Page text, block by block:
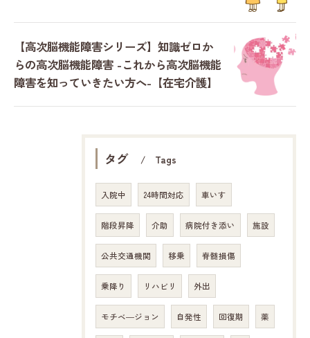
【高次脳機能障害シリーズ】知識ゼロか
らの高次脳機能障害 -これから高次脳機能
障害を知っていきたい方へ-【在宅介護】
タグ Tags
入院中 24時間対応 車いす
階段昇降 介助 病院付き添い 施設
公共交通機関 移乗 脊髄損傷
乗降り リハビリ 外出
モチベ―ジョン 自発性 回復期 薬